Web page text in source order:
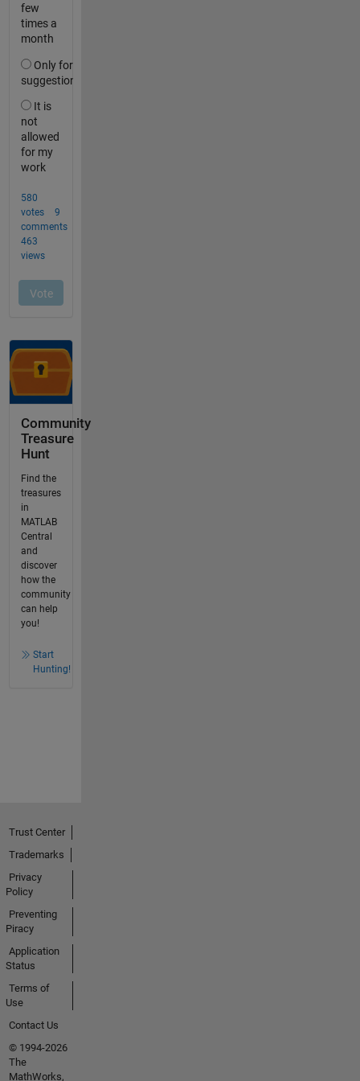
Community
Treasure
Hunt
Find the
treasures
in
MATLAB
Central
and
discover
how the
community
can help
you!
Start
Hunting!
Trust Center
Trademarks
Privacy
Policy
Preventing
Piracy
Application
Status
Terms of
Use
Contact Us
© 1994-2026
The
MathWorks,